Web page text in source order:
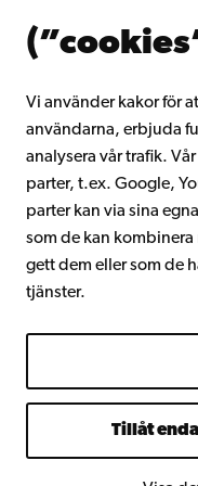
Vi använder kakor för
användarna, erbjuda
analysera vår trafik.
parter, t.ex. Google,
parter kan via sina
som de kan
gett dem eller som de
tjänster.
Tillåt
Intranätet
Facebook